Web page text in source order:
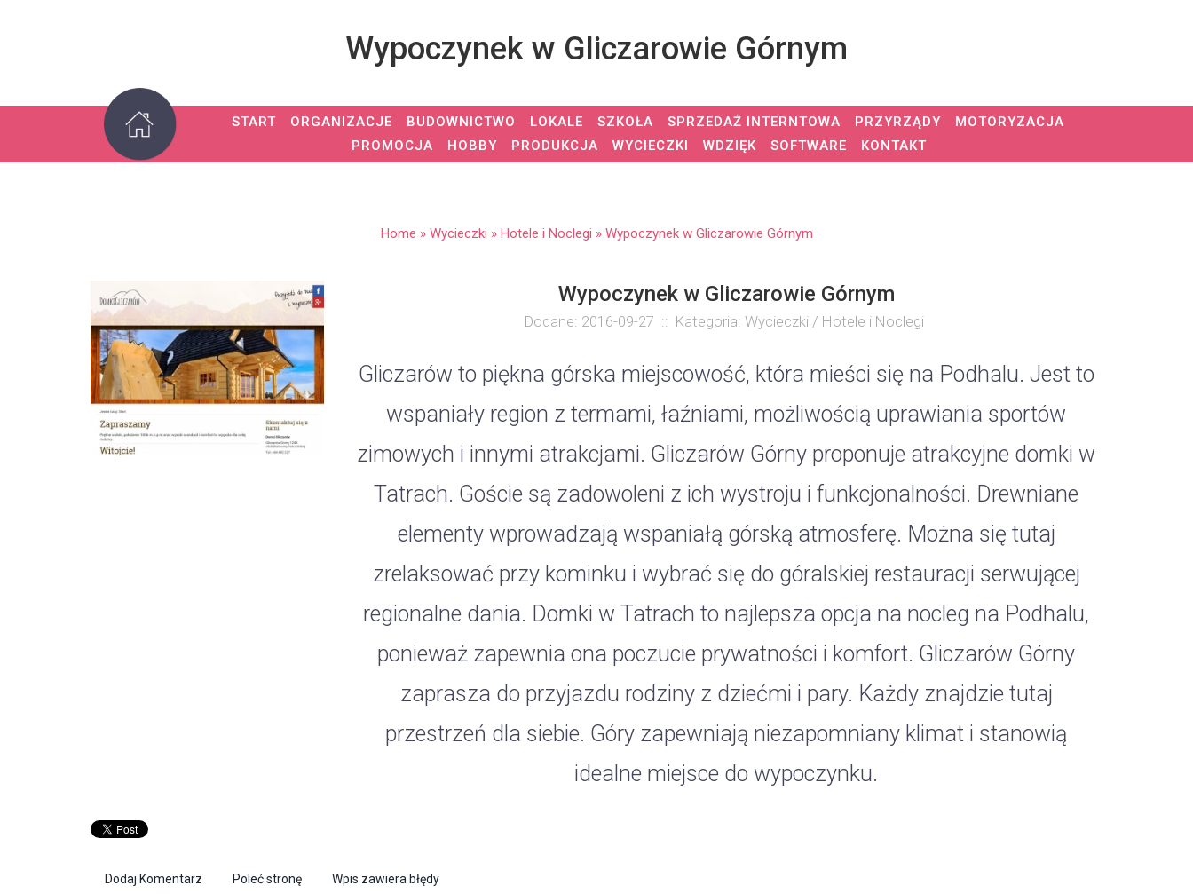
Wypoczynek w Gliczarowie Górnym
START ORGANIZACJE BUDOWNICTWO LOKALE SZKOŁA SPRZEDAŻ INTERNTOWA PRZYRZĄDY
MOTORYZACJA
PROMOCJA
HOBBY PRODUKCJA WYCIECZKI WDZIĘK SOFTWARE KONTAKT
Home » Wycieczki » Hotele i Noclegi » Wypoczynek w Gliczarowie Górnym
Wypoczynek w Gliczarowie Górnym
Dodane: 2016-09-27 :: Kategoria: Wycieczki / Hotele i Noclegi
Gliczarów to piękna górska miejscowość, która mieści się na Podhalu. Jest to
wspaniały region z termami, łaźniami, możliwością uprawiania sportów
zimowych i innymi atrakcjami. Gliczarów Górny proponuje atrakcyjne domki w
Tatrach. Goście są zadowoleni z ich wystroju i funkcjonalności. Drewniane
elementy wprowadzają wspaniałą górską atmosferę. Można się tutaj
zrelaksować przy kominku i wybrać się do góralskiej restauracji serwującej
regionalne dania. Domki w Tatrach to najlepsza opcja na nocleg na Podhalu,
ponieważ zapewnia ona poczucie prywatności i komfort. Gliczarów Górny
zaprasza do przyjazdu rodziny z dziećmi i pary. Każdy znajdzie tutaj
przestrzeń dla siebie. Góry zapewniają niezapomniany klimat i stanowią
idealne miejsce do wypoczynku.
Dodaj Komentarz Poleć stronę Wpis zawiera błędy